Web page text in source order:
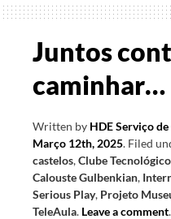
Juntos
caminhar…
Written by HDE Serviço de
Março 12th, 2025. Filed
castelos,Clube
Calouste Gulbenkian,
Serious Play, Projeto
TeleAula. Leave a comment.